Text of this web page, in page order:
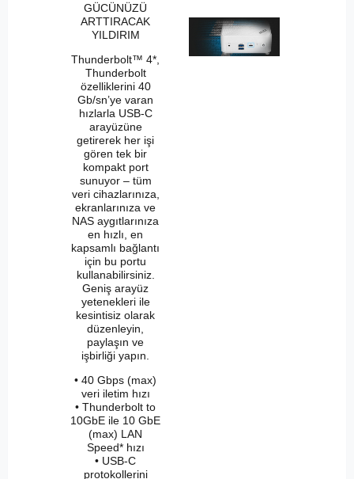
GÜCÜNÜZÜ
ARTTIRACAK
YILDIRIM
Thunderbolt™ 4*,
Thunderbolt
özelliklerini 40
Gb/sn’ye varan
hızlarla USB-C
arayüzüne
getirerek her işi
gören tek bir
kompakt port
sunuyor – tüm
veri cihazlarınıza,
ekranlarınıza ve
NAS aygıtlarınıza
en hızlı, en
kapsamlı bağlantı
için bu portu
kullanabilirsiniz.
Geniş arayüz
yetenekleri ile
kesintisiz olarak
düzenleyin,
paylaşın ve
işbirliği yapın.
• 40 Gbps (max)
veri iletim hızı
• Thunderbolt to
10GbE ile 10 GbE
(max) LAN
Speed* hızı
• USB-C
protokollerini